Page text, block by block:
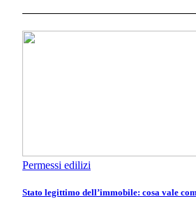
Permessi edilizi
Stato legittimo dell’immobile: cosa vale